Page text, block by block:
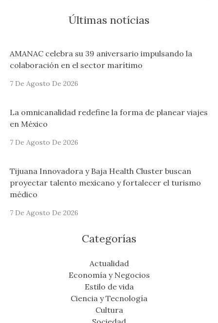
Últimas notícias
AMANAC celebra su 39 aniversario impulsando la
colaboración en el sector marítimo
7 De Agosto De 2026
La omnicanalidad redefine la forma de planear viajes
en México
7 De Agosto De 2026
Tijuana Innovadora y Baja Health Cluster buscan
proyectar talento mexicano y fortalecer el turismo
médico
7 De Agosto De 2026
Categorías
Actualidad
Economía y Negocios
Estilo de vida
Ciencia y Tecnología
Cultura